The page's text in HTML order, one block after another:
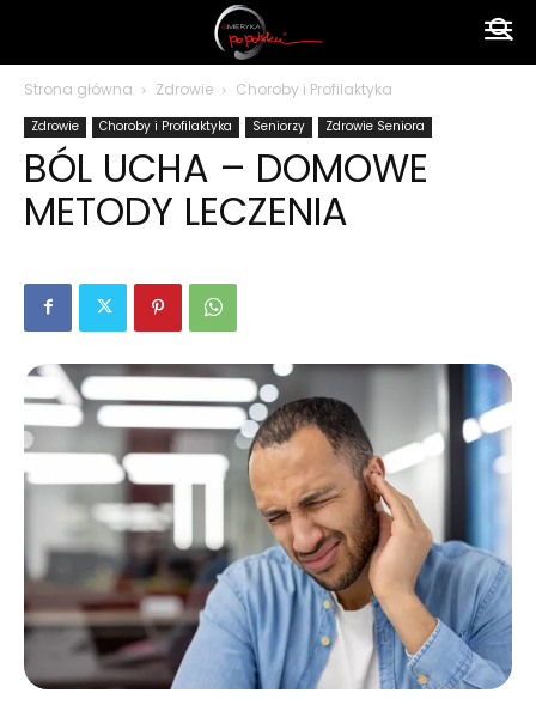
Strona główna Zdrowie Choroby i Profilaktyka
Zdrowie Choroby i Profilaktyka Seniorzy Zdrowie Seniora
BÓL UCHA – DOMOWE
METODY LECZENIA